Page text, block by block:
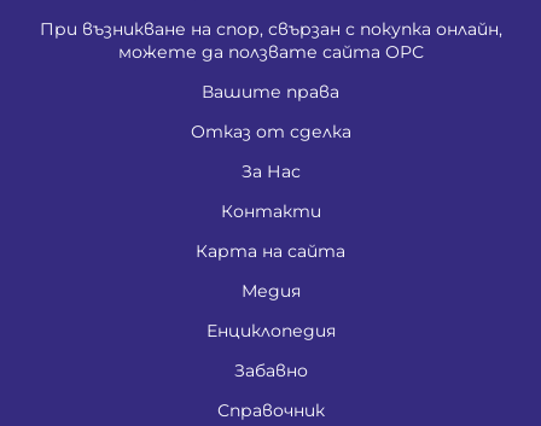
При възникване на спор, свързан с покупка онлайн,
можете да ползвате сайта ОРС
Вашите права
Отказ от сделка
За Нас
Контакти
Карта на сайта
Медия
Енциклопедия
Забавно
Справочник